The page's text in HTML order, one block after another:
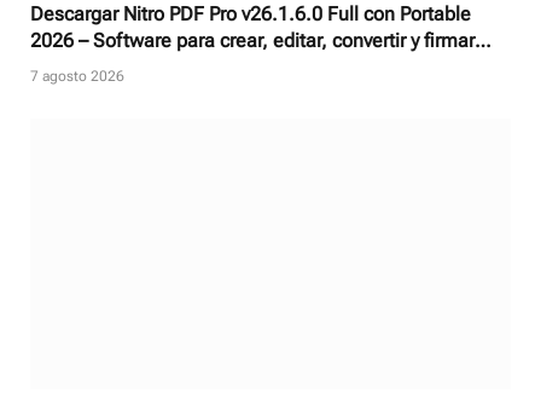
Descargar Nitro PDF Pro v26.1.6.0 Full con Portable
2026 – Software para crear, editar, convertir y firmar
documentos PDF
7 agosto 2026